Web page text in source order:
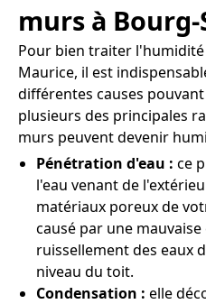
murs à
Pour bien traiter
Maurice, il est
différentes causes
plusieurs des principales
murs peuvent devenir
Pénétration d'eau : ce
l'eau venant de
matériaux poreux de
causé par une
ruissellement des eaux
niveau du toit.
Condensation : elle